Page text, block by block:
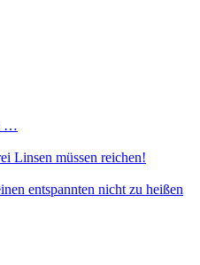
…
Linsen müssen reichen!
entspannten nicht zu heißen